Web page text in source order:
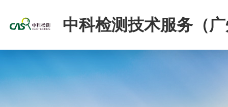
中科检测技术服务（
份有限公司